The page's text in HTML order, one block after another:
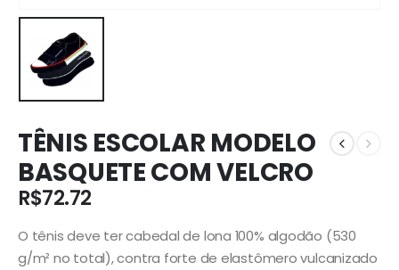
TÊNIS ESCOLAR MODELO
BASQUETE COM VELCRO
R$72.72
O tênis deve ter cabedal de lona 100% algodão (530
g/m² no total), contra forte de elastômero vulcanizado